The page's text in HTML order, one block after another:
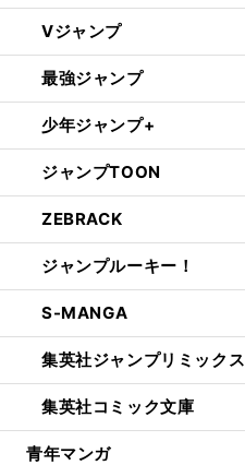
Vジャンプ
最強ジャンプ
少年ジャンプ+
ジャンプTOON
ZEBRACK
ジャンプルーキー！
S-MANGA
集英社ジャンプリミックス
集英社コミック文庫
青年マンガ